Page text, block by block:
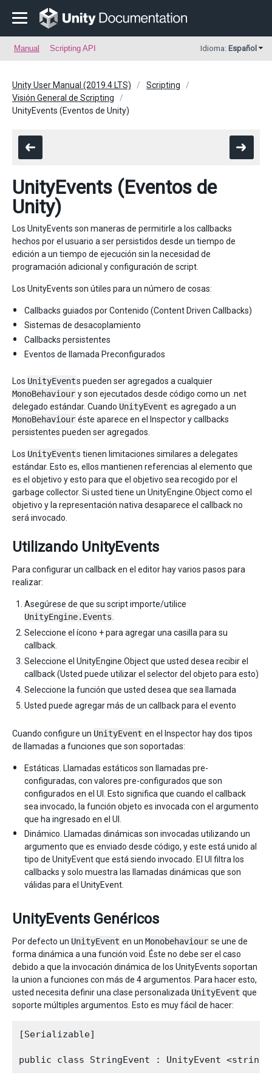
Manual Scripting API Idioma: Español
Unity User Manual (2019.4 LTS)
Scripting
Visión General de Scripting
UnityEvents (Eventos de Unity)
UnityEvents (Eventos de
Unity)
Los UnityEvents son maneras de permitirle a los callbacks
hechos por el usuario a ser persistidos desde un tiempo de
edición a un tiempo de ejecución sin la necesidad de
programación adicional y configuración de script.
Los UnityEvents son útiles para un número de cosas:
Callbacks guiados por Contenido (Content Driven Callbacks)
Sistemas de desacoplamiento
Callbacks persistentes
Eventos de llamada Preconfigurados
Los UnityEvents pueden ser agregados a cualquier
MonoBehaviour y son ejecutados desde código como un .net
delegado estándar. Cuando UnityEvent es agregado a un
MonoBehaviour éste aparece en el Inspector y callbacks
persistentes pueden ser agregados.
Los UnityEvents tienen limitaciones similares a delegates
estándar. Esto es, ellos mantienen referencias al elemento que
es el objetivo y esto para que el objetivo sea recogido por el
garbage collector. Si usted tiene un UnityEngine.Object como el
objetivo y la representación nativa desaparece el callback no
será invocado.
Utilizando UnityEvents
Para configurar un callback en el editor hay varios pasos para
realizar:
Asegúrese de que su script importe/utilice
UnityEngine.Events
Seleccione el ícono + para agregar una casilla para su
callback.
Seleccione el UnityEngine.Object que usted desea recibir el
callback (Usted puede utilizar el selector del objeto para esto)
Seleccione la función que usted desea que sea llamada
Usted puede agregar más de un callback para el evento
Cuando configure un UnityEvent en el Inspector hay dos tipos
de llamadas a funciones que son soportadas:
Estáticas. Llamadas estáticos son llamadas pre-
configuradas, con valores pre-configurados que son
configurados en el UI. Esto significa que cuando el callback
sea invocado, la función objeto es invocada con el argumento
que ha ingresado en el UI.
Dinámico. Llamadas dinámicas son invocadas utilizando un
argumento que es enviado desde código, y este está unido al
tipo de UnityEvent que está siendo invocado. El UI filtra los
callbacks y solo muestra las llamadas dinámicas que son
válidas para el UnityEvent.
UnityEvents Genéricos
Por defecto un UnityEvent en un Monobehaviour se une de
forma dinámica a una función void. Éste no debe ser el caso
debido a que la invocación dinámica de los UnityEvents soportan
la union a funciones con más de 4 argumentos. Para hacer esto,
usted necesita definir una clase personalizada UnityEvent que
soporte múltiples argumentos. Esto es muy fácil de hacer:
[Serializable]